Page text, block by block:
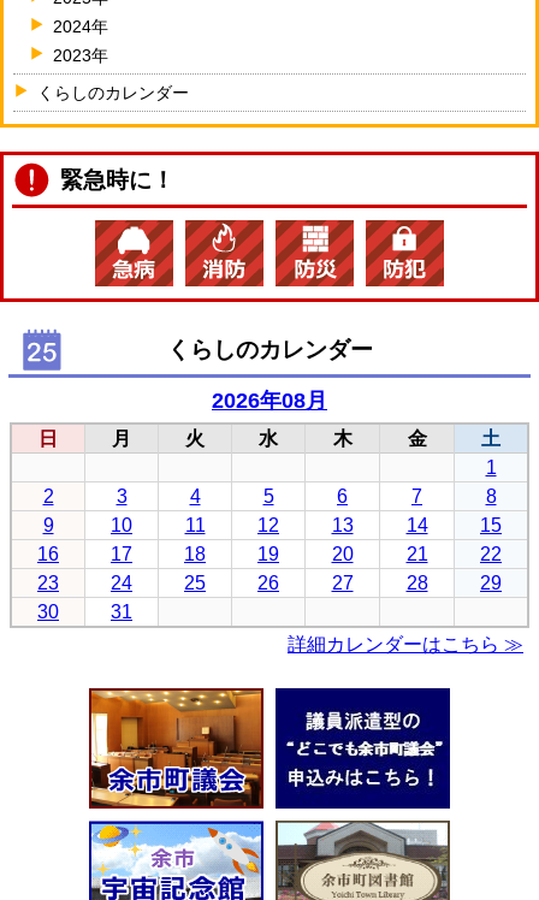
2024年
2023年
くらしのカレンダー
緊急時に！
くらしのカレンダー